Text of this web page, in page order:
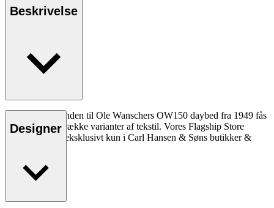
Beskrivelse
CU OW150 hynden til Ole Wanschers OW150 daybed fra 1949 fås
i læder eller en række varianter af tekstil. Vores Flagship Store
Collection fåes eksklusivt kun i Carl Hansen & Søns butikker &
Designer